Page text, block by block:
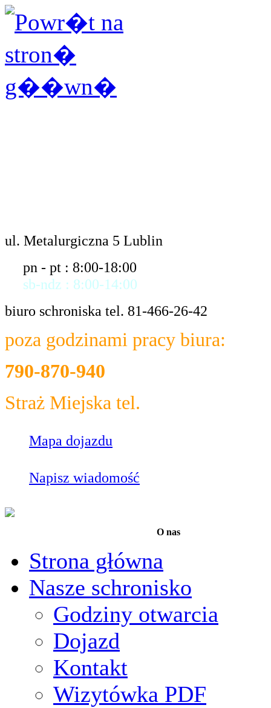
ul. Metalurgiczna 5 Lublin
pn - pt : 8:00-18:00
sb-ndz : 8:00-14:00
biuro schroniska tel. 81-466-26-42
poza godzinami pracy biura:
790-870-940
Straż Miejska tel.
Mapa dojazdu
Napisz wiadomość
O nas
Strona główna
Nasze schronisko
Godziny otwarcia
Dojazd
Kontakt
Wizytówka PDF